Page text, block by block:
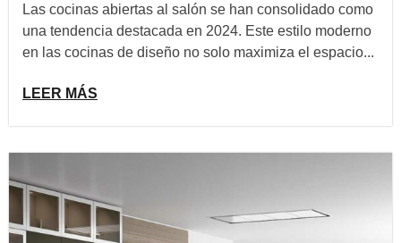
Las cocinas abiertas al salón se han consolidado como
una tendencia destacada en 2024. Este estilo moderno
en las cocinas de diseño no solo maximiza el espacio...
LEER MÁS